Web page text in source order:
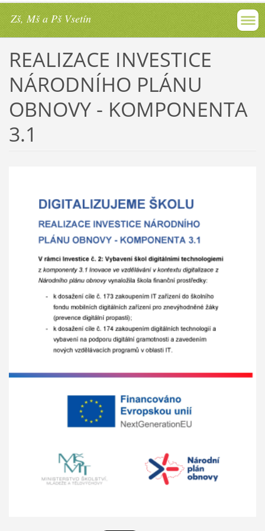
Zš, Mš a Pš Vsetín
REALIZACE INVESTICE
NÁRODNÍHO PLÁNU
OBNOVY - KOMPONENTA
3.1